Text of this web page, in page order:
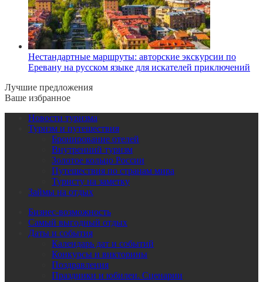
Нестандартные маршруты: авторские экскурсии по
Еревану на русском языке для искателей приключений
Лучшие предложения
Ваше избранное
Новости туризма
Туризм и путешествия
Бронирование отелей
Внутренний туризм
Золотое кольцо России
Путешествия по странам мира
Туристу на заметку
Займы на отдых
Бизнес-возможность
Самый выгодный отдых
Даты и события
Календарь дат и событий
Конкурсы и викторины
Поздравления
Праздники и юбилеи. Сценарии